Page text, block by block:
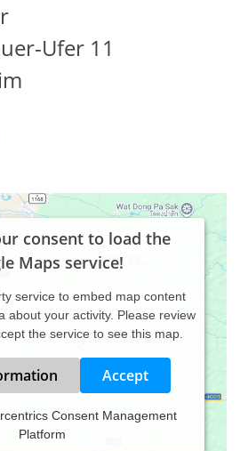
Ufer 11
consent to load the
Maps service!
service to embed map content
about your activity. Please review
the service to see this map.
Accept
Consent Management
Platform